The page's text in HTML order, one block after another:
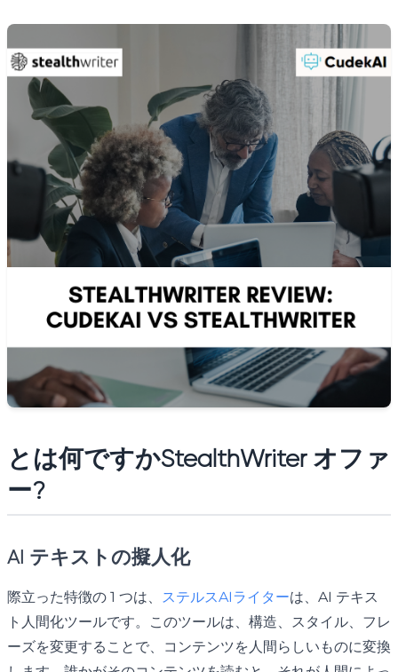
とは何ですかStealthWriter オファ
ー?
AI テキストの擬人化
際立った特徴の 1 つは、 ステルスAIライターは、AI テキス
ト人間化ツールです。このツールは、構造、スタイル、フレ
ーズを変更することで、コンテンツを人間らしいものに変換